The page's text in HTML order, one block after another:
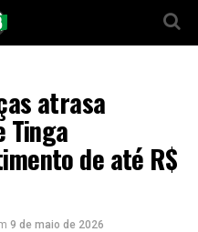
atrasa
Tinga
de até R$
9 de maio de 2026